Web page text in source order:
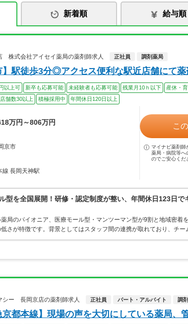
新着順 給与順
株式会社アイセイ薬局の薬剤師求人
正社員 調剤薬局
】駅徒歩3分◎アクセス便利な駅近店舗にて薬
以上可 新卒も応募可能 未経験者も応募可能 残業月10ｈ以下 産休・
店舗数30以上 積極採用中 年間休日120日以上
万円～806万円
京市
線 長岡天神駅
こ
マイナビ薬剤師
薬局・病院等へ
のでご安心くだ
型を全国展開！研修・認定制度が整い、年間休日123日
薬局のパイオニア、医療モール型・マンツーマン型が9割と地域密着
低さが特徴です。背景としてはスタッフ間の連携が取れており、チ
シー 長岡京店の薬剤師求人
正社員 パート・アルバイト 調
京都本線】現場の声を大切にしている薬局、